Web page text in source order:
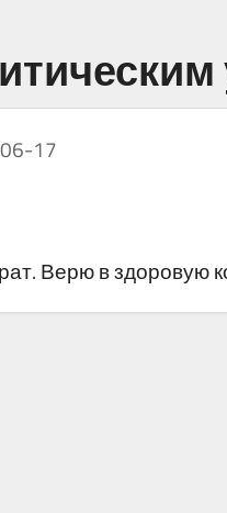
17
Верю в здоровую